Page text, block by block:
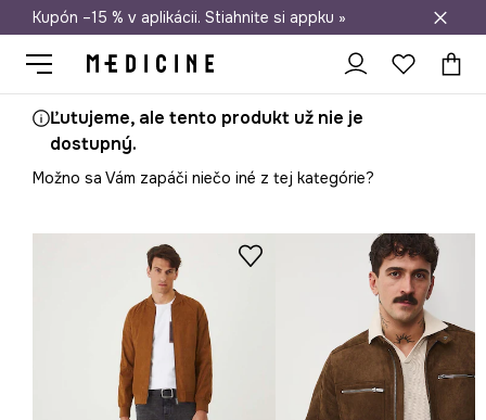
Doprava zadarmo od 50 €
Kupón –15 % v aplikácii. Stiahnite si appku »
Ľutujeme, ale tento produkt už nie je
dostupný.
Možno sa Vám zapáči niečo iné z tej kategórie?